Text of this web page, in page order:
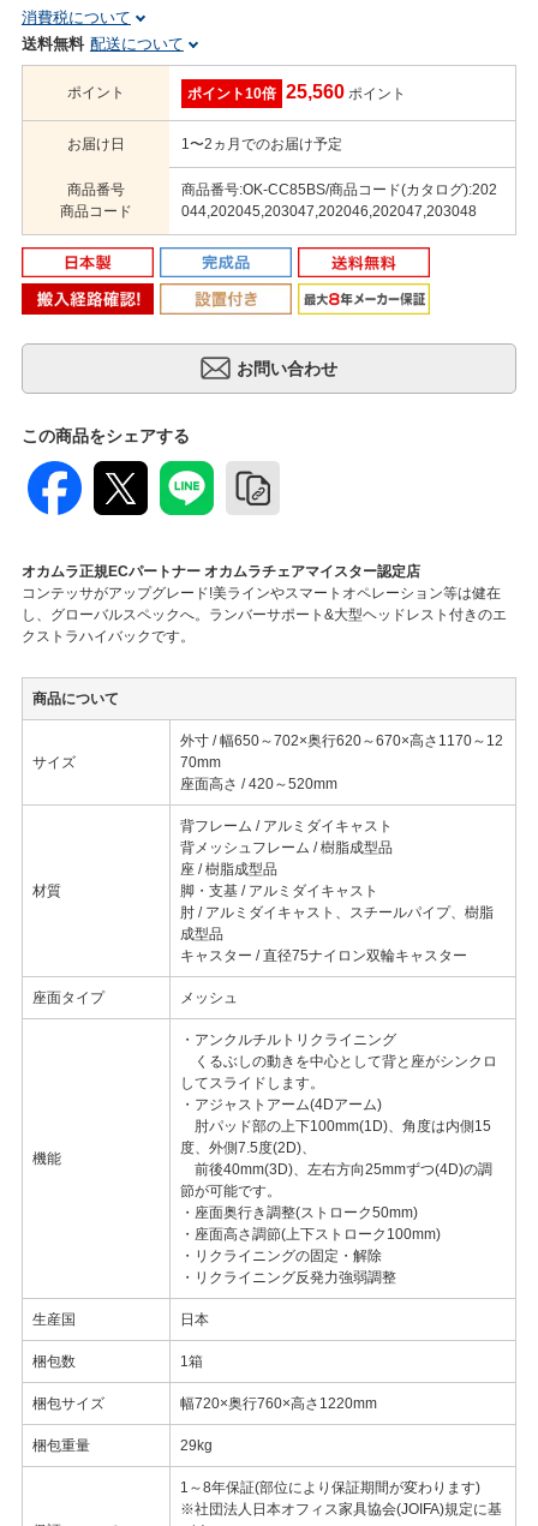
消費税について
送料無料 配送について
ポイント ポイント10倍 25,560 ポイント
お届け日 1〜2ヵ月でのお届け予定
商品番号
商品コード
商品番号:OK-CC85BS/商品コード(カタログ):202
044,202045,203047,202046,202047,203048
この商品をシェアする
オカムラ正規ECパートナー オカムラチェアマイスター認定店
コンテッサがアップグレード!美ラインやスマートオペレーション等は健在
し、グローバルスペックへ。ランバーサポート&大型ヘッドレスト付きのエ
クストラハイバックです。
商品について
サイズ
外寸 / 幅650～702×奥行620～670×高さ1170～12
70mm
座面高さ / 420～520mm
材質
背フレーム / アルミダイキャスト
背メッシュフレーム / 樹脂成型品
座 / 樹脂成型品
脚・支基 / アルミダイキャスト
肘 / アルミダイキャスト、スチールパイプ、樹脂
成型品
キャスター / 直径75ナイロン双輪キャスター
座面タイプ メッシュ
機能
・アンクルチルトリクライニング
くるぶしの動きを中心として背と座がシンクロ
してスライドします。
・アジャストアーム(4Dアーム)
肘パッド部の上下100mm(1D)、角度は内側15
度、外側7.5度(2D)、
前後40mm(3D)、左右方向25mmずつ(4D)の調
節が可能です。
・座面奥行き調整(ストローク50mm)
・座面高さ調節(上下ストローク100mm)
・リクライニングの固定・解除
・リクライニング反発力強弱調整
生産国 日本
梱包数 1箱
梱包サイズ 幅720×奥行760×高さ1220mm
梱包重量 29kg
1～8年保証(部位により保証期間が変わります)
※社団法人日本オフィス家具協会(JOIFA)規定に基